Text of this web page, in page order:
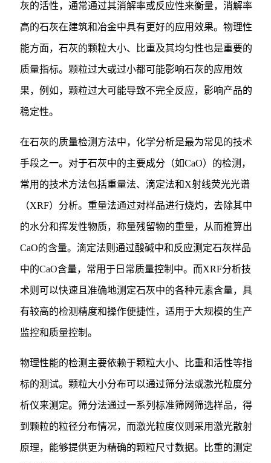
灰的活性，通常通过其消解率或反应性来衡量，消解率
高的石灰在建筑和冶金中具有更好的应用效果。物理性
能方面，石灰的颗粒大小、比重及其均匀性也是重要的
质量指标。颗粒过大或过小都可能影响石灰的应用效
果，例如，颗粒过大可能导致不完全反应，影响产品的
稳定性。
在石灰的质量检测方法中，化学分析是最为常见的技术
手段之一。对于石灰中的主要成分（如CaO）的检测，
常用的技术方法包括重量法、滴定法和X射线荧光光谱
（XRF）分析。重量法通过对样品进行烧灼，去除其中
的水分和挥发性物质，称量残留物的重量，从而推算出
CaO的含量。滴定法则通过酸碱中和反应测定石灰样品
中的CaO含量，常用于日常质量控制中。而XRF分析技
术则可以快速且准确地测定石灰中的各种元素含量，具
有较高的检测精度和操作便捷性，适用于大规模的生产
监控和质量控制。
物理性能的检测主要依赖于颗粒大小、比重和活性等指
标的测试。颗粒大小分布可以通过筛分法或激光粒度分
析仪来测定。筛分法通过一系列标准筛网筛选样品，得
到颗粒的粒径分布情况，而激光粒度仪则采用激光散射
原理，能够提供更为精确的颗粒尺寸数据。比重的测定